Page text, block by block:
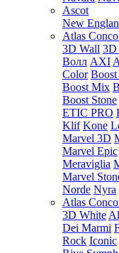
Ascot
New
Atlas
3D Wall 3D
Волл AXI
Color Boost
Boost Mix
Boost Stone
ETIC PRO
Klif Kone
Marvel 3D
Marvel Epic
Meraviglia
Marvel
Norde Nyra
Atlas
3D White
Dei Marmi
Rock Iconic